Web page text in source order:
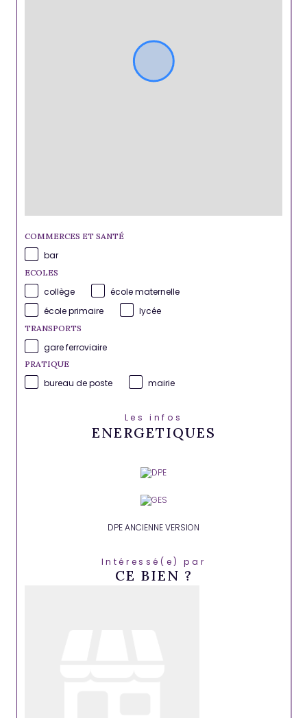
COMMERCES ET SANTÉ
bar
ECOLES
collège
école maternelle
école primaire
lycée
TRANSPORTS
gare ferroviaire
PRATIQUE
bureau de poste mairie
Les infos
ENERGETIQUES
DPE ANCIENNE VERSION
Intéressé(e) par
CE BIEN ?